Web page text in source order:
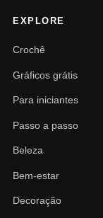
EXPLORE
Crochê
Gráficos grátis
Para iniciantes
Passo a passo
Beleza
Bem-estar
Decoração